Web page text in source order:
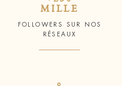
MILLE
FOLLOWERS SUR NOS
RÉSEAUX